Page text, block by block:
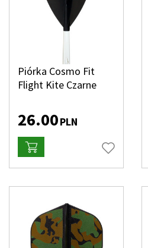
Piórka Cosmo Fit
Flight Kite Czarne
26.00PLN